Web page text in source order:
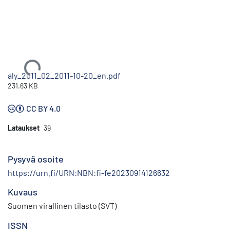
Ladataan...
aly_2011_02_2011-10-20_en.pdf
231.63 KB
CC BY 4.0
Lataukset 39
Pysyvä osoite
https://urn.fi/URN:NBN:fi-fe20230914126632
Kuvaus
Suomen virallinen tilasto (SVT)
ISSN